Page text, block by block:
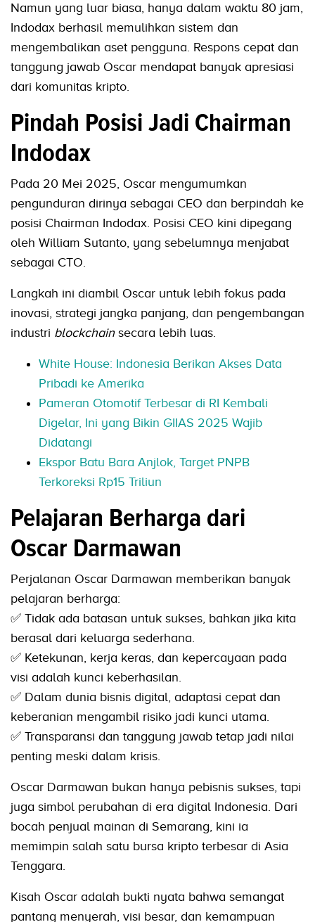
Namun yang luar biasa, hanya dalam waktu 80 jam,
Indodax berhasil memulihkan sistem dan
mengembalikan aset pengguna. Respons cepat dan
tanggung jawab Oscar mendapat banyak apresiasi
dari komunitas kripto.
Pindah Posisi Jadi Chairman
Indodax
Pada 20 Mei 2025, Oscar mengumumkan
pengunduran dirinya sebagai CEO dan berpindah ke
posisi Chairman Indodax. Posisi CEO kini dipegang
oleh William Sutanto, yang sebelumnya menjabat
sebagai CTO.
Langkah ini diambil Oscar untuk lebih fokus pada
inovasi, strategi jangka panjang, dan pengembangan
industri blockchainsecara lebih luas.
White House: Indonesia Berikan Akses Data
Pribadi ke Amerika
Pameran Otomotif Terbesar di RI Kembali
Digelar, Ini yang Bikin GIIAS 2025 Wajib
Didatangi
Ekspor Batu Bara Anjlok, Target PNPB
Terkoreksi Rp15 Triliun
Pelajaran Berharga dari
Oscar Darmawan
Perjalanan Oscar Darmawan memberikan banyak
pelajaran berharga:
✅ Tidak ada batasan untuk sukses, bahkan jika kita
berasal dari keluarga sederhana.
✅ Ketekunan, kerja keras, dan kepercayaan pada
visi adalah kunci keberhasilan.
✅ Dalam dunia bisnis digital, adaptasi cepat dan
keberanian mengambil risiko jadi kunci utama.
✅ Transparansi dan tanggung jawab tetap jadi nilai
penting meski dalam krisis.
Oscar Darmawan bukan hanya pebisnis sukses, tapi
juga simbol perubahan di era digital Indonesia. Dari
bocah penjual mainan di Semarang, kini ia
memimpin salah satu bursa kripto terbesar di Asia
Tenggara.
Kisah Oscar adalah bukti nyata bahwa semangat
pantang menyerah, visi besar, dan kemampuan